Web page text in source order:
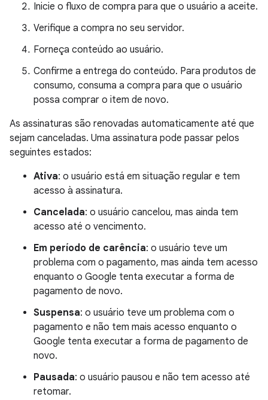
Inicie o fluxo de compra para que o usuário a aceite.
Verifique a compra no seu servidor.
Forneça conteúdo ao usuário.
Confirme a entrega do conteúdo. Para produtos de
consumo, consuma a compra para que o usuário
possa comprar o item de novo.
As assinaturas são renovadas automaticamente até que
sejam canceladas. Uma assinatura pode passar pelos
seguintes estados:
Ativa: o usuário está em situação regular e tem
acesso à assinatura.
Cancelada: o usuário cancelou, mas ainda tem
acesso até o vencimento.
Em período de carência: o usuário teve um
problema com o pagamento, mas ainda tem acesso
enquanto o Google tenta executar a forma de
pagamento de novo.
Suspensa: o usuário teve um problema com o
pagamento e não tem mais acesso enquanto o
Google tenta executar a forma de pagamento de
novo.
Pausada: o usuário pausou e não tem acesso até
retomar.